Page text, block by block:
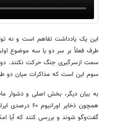
این یک یادداشت تفاهم است و نه
طرف فعلاً بر سر دو یا سه موضوع
سمت ازسرگیری جنگ حرکت نکنند. دوم
سوم این است که مذاکرات میان دو
به بیان دیگر، بخش اصلی و دشوار
همچون ذخایر
گفت‌وگو شوند و بررسی کنند که آیا